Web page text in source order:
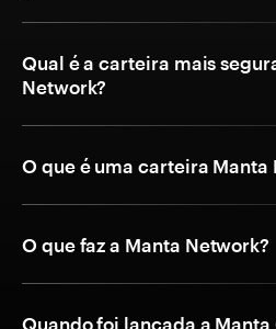
Qual é a carteira mais
Network?
O que é uma carteira Manta
O que faz a Manta Network?
Quando foi lançada a Manta